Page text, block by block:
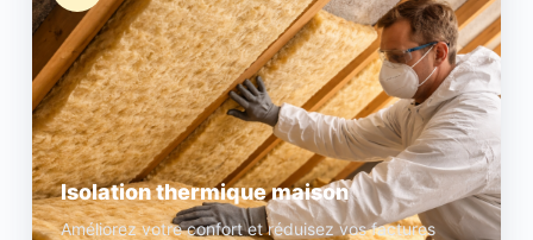
Isolation thermique maison
Améliorez votre confort et réduisez vos factures